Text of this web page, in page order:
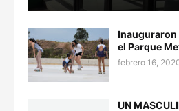
Inauguraron
el Parque
febrero 16,
UN